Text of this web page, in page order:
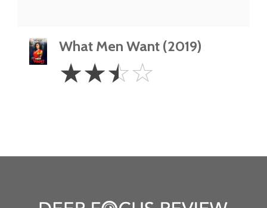
What Men Want (2019)
2.5
Stars
☆☆☆☆